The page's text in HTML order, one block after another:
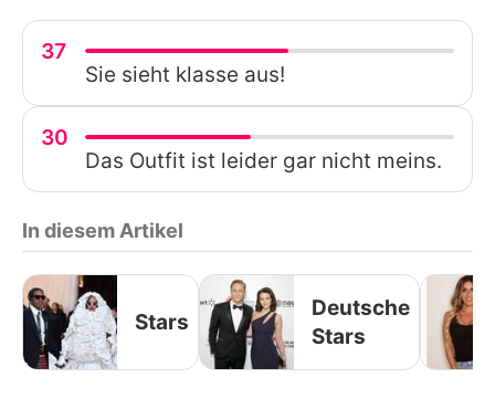
37
Sie sieht klasse aus!
30
Das Outfit ist leider gar nicht meins.
In diesem Artikel
Stars
Deutsche
Stars